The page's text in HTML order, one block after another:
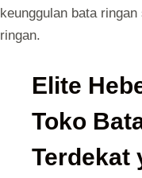
keunggulan bata
ringan.
Elite
Toko
Terdekat